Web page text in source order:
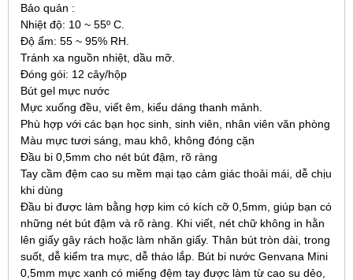
Bảo quản :
Nhiệt độ: 10 ~ 55º C.
Độ ẩm: 55 ~ 95% RH.
Tránh xa nguồn nhiệt, dầu mỡ.
Đóng gói: 12 cây/hộp
Bút gel mực nước
Mực xuống đều, viết êm, kiểu dáng thanh mảnh.
Phù hợp với các bạn học sinh, sinh viên, nhân viên văn phòng
Màu mực tươi sáng, mau khô, không đóng cặn
Đầu bi 0,5mm cho nét bút đậm, rõ ràng
Tay cầm đệm cao su mềm mại tạo cảm giác thoải mái, dễ chịu
khi dùng
Đầu bi được làm bằng hợp kim có kích cỡ 0,5mm, giúp bạn có
những nét bút đậm và rõ ràng. Khi viết, nét chữ không in hằn
lên giấy gây rách hoặc làm nhăn giấy. Thân bút tròn dài, trong
suốt, dễ kiểm tra mực, dễ tháo lắp. Bút bi nước Genvana Mini
0,5mm mực xanh có miếng đệm tay được làm từ cao su dẻo,